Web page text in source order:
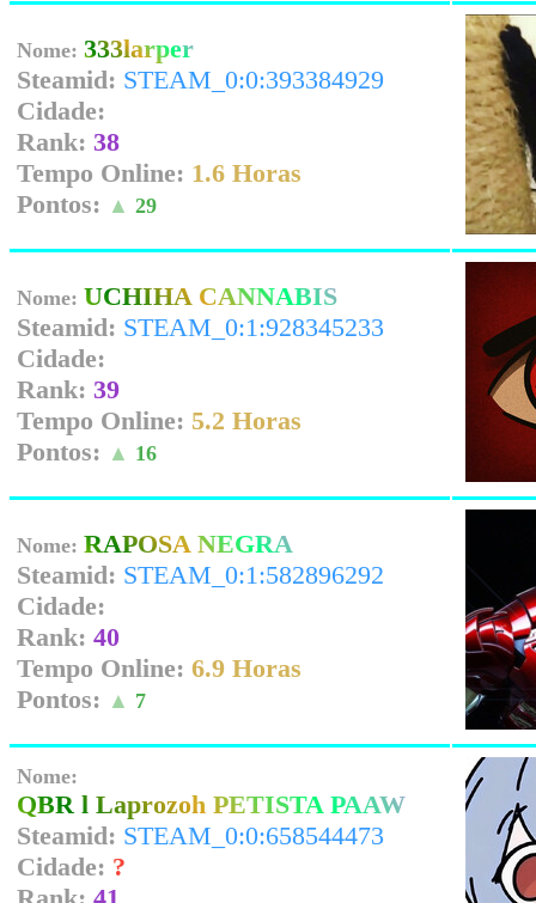
Nome: 333larper
Steamid: STEAM_0:0:393384929
Cidade:
Rank: 38
Tempo Online: 1.6 Horas
Pontos: ▲ 29
Nome: UCHIHA CANNABIS
Steamid: STEAM_0:1:928345233
Cidade:
Rank: 39
Tempo Online: 5.2 Horas
Pontos: ▲ 16
Nome: RAPOSA NEGRA
Steamid: STEAM_0:1:582896292
Cidade:
Rank: 40
Tempo Online: 6.9 Horas
Pontos: ▲ 7
Nome:
QBR l Laprozoh PETISTA PAAW
Steamid: STEAM_0:0:658544473
Cidade: ?